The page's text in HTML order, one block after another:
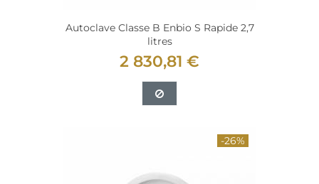
Autoclave Classe B Enbio S Rapide 2,7
litres
2 830,81 €
-26%